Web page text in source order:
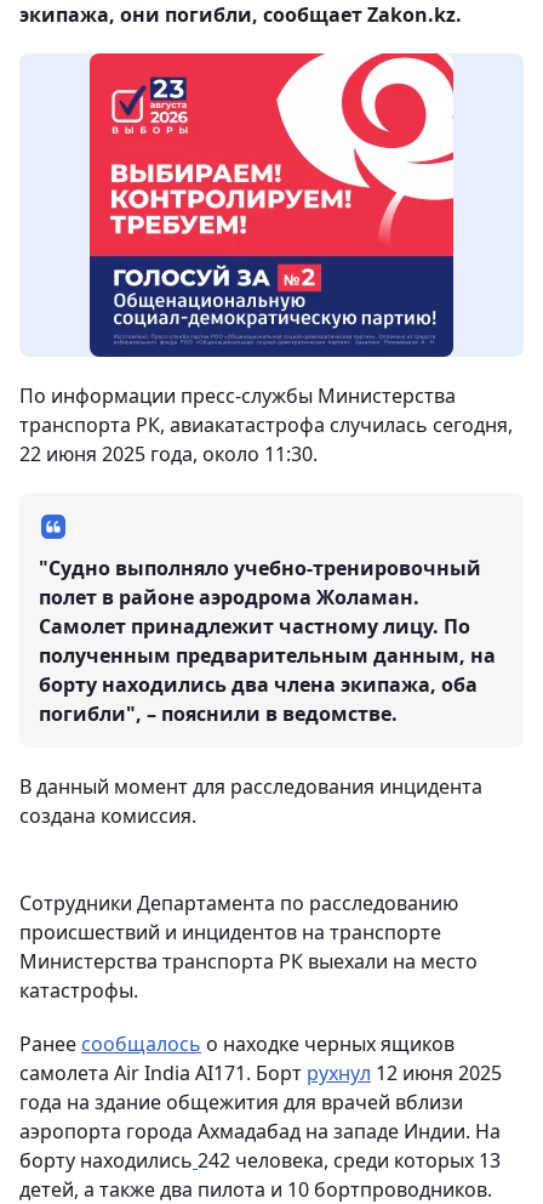
экипажа, они погибли, сообщает Zakon.kz.
По информации пресс-службы Министерства
транспорта РК, авиакатастрофа случилась сегодня,
22 июня 2025 года, около 11:30.
"Судно выполняло учебно-тренировочный
полет в районе аэродрома Жоламан.
Самолет принадлежит частному лицу. По
полученным предварительным данным, на
борту находились два члена экипажа, оба
погибли", – пояснили в ведомстве.
В данный момент для расследования инцидента
создана комиссия.
Сотрудники Департамента по расследованию
происшествий и инцидентов на транспорте
Министерства транспорта РК выехали на место
катастрофы.
Ранее сообщалось о находке черных ящиков
самолета Air India AI171. Борт рухнул 12 июня 2025
года на здание общежития для врачей вблизи
аэропорта города Ахмадабад на западе Индии. На
борту находились 242 человека, среди которых 13
детей, а также два пилота и 10 бортпроводников.